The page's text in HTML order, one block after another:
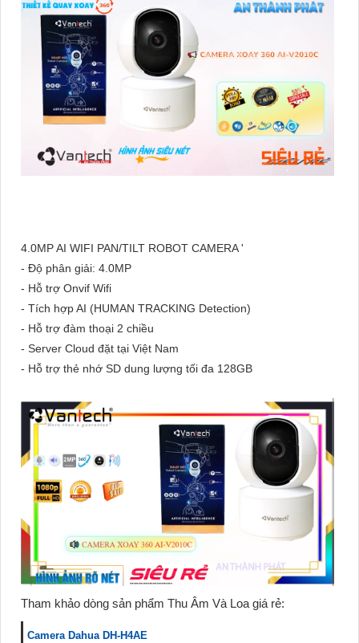
4.0MP AI WIFI PAN/TILT ROBOT CAMERA '
- Độ phân giải: 4.0MP
- Hỗ trợ Onvif Wifi
- Tích hợp AI (HUMAN TRACKING Detection)
- Hỗ trợ đàm thoại 2 chiều
- Server Cloud đặt tại Việt Nam
- Hỗ trợ thẻ nhớ SD dung lượng tối đa 128GB
Tham khảo dòng sản phẩm Thu Âm Và Loa giá rẻ:
Camera Dahua DH-H4AE